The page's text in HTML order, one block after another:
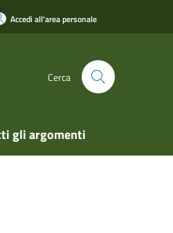
Accedi all'area personale
Cerca
gli argomenti